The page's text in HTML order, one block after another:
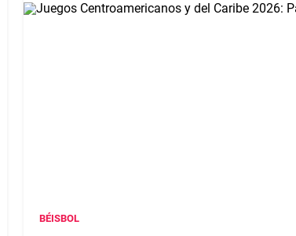
BÉISBOL